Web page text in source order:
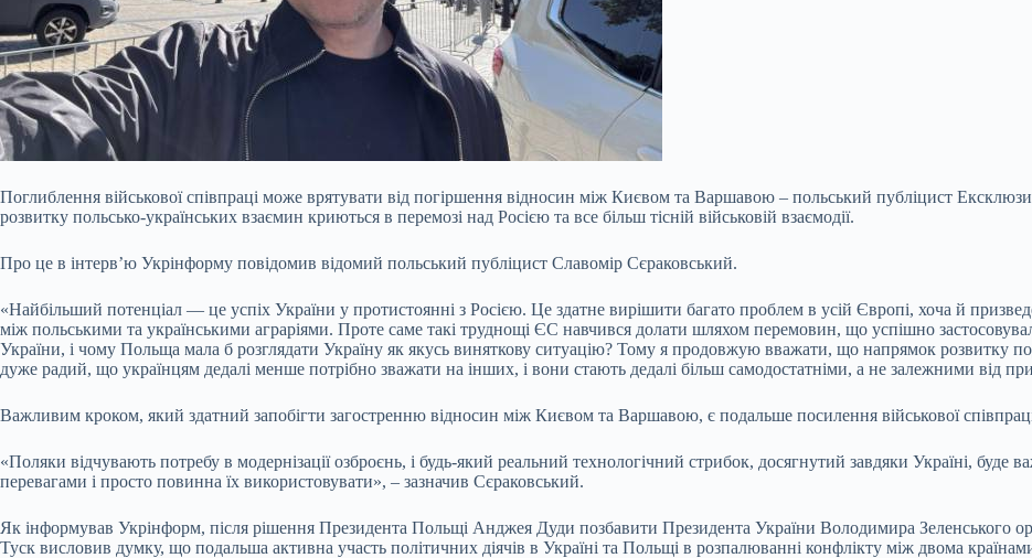
Поглиблення військової співпраці може врятувати від погіршення відносин між Києвом та Варшавою – польський публіцист
розвитку польсько-українських взаємин криються в перемозі над Росією та все більш тісній військовій взаємодії.
Про це в інтерв’ю Укрінформу повідомив відомий польський публіцист Славомір Сєраковський.
«Найбільший потенціал — це успіх України у протистоянні з Росією. Це здатне вирішити багато проблем в усій Європі, хоча й
між польськими та українськими аграріями. Проте саме такі труднощі ЄС навчився долати шляхом перемовин, що успішно
України, і чому Польща мала б розглядати Україну як якусь виняткову ситуацію? Тому я продовжую вважати, що напрямок розвитку
дуже радий, що українцям дедалі менше потрібно зважати на інших, і вони стають дедалі більш самодостатніми, а не залежними від
Важливим кроком, який здатний запобігти загостренню відносин між Києвом та Варшавою, є подальше посилення військової
«Поляки відчувають потребу в модернізації озброєнь, і будь-який реальний технологічний стрибок, досягнутий завдяки Україні,
перевагами і просто повинна їх використовувати», – зазначив Сєраковський.
Як інформував Укрінформ, після рішення Президента Польщі Анджея Дуди позбавити Президента України Володимира Зеленського
Туск висловив думку, що подальша активна участь політичних діячів в Україні та Польщі в розпалюванні конфлікту між двома